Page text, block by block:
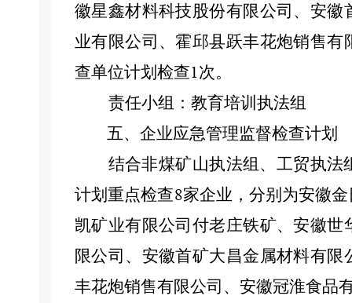
徽星鑫材料科技股份有限公司、安
业有限公司、霍邱县跃丰花炮销售
查单位计划检查1次。
责任小组：教育培训执法组
五、企业应急管理监督检查计划
结合非煤矿山执法组、工贸执法
计划重点检查8家企业，分别为安徽
凯矿业有限公司付老庄铁矿、安徽
限公司、安徽首矿大昌金属材料有
丰花炮销售有限公司、安徽冠淮食品